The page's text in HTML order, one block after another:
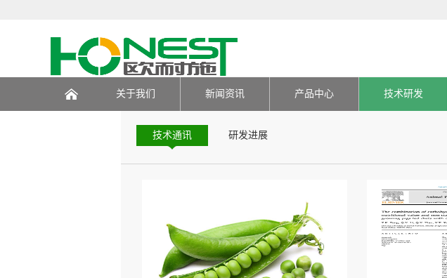
关于我们 新闻资讯 产品中心 技术研发
技术研发
技术通讯 研发进展
技术通讯